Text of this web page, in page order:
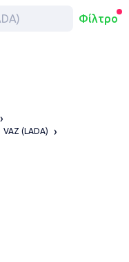
Φίλτρο
VAZ (LADA)